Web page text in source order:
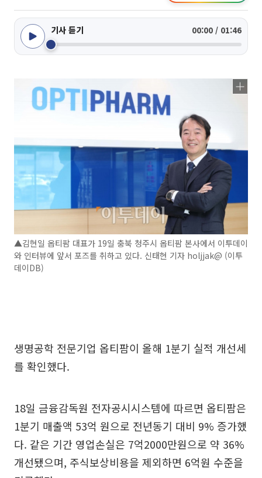
기사 듣기 00:00 / 01:46
▲김현일 옵티팜 대표가 19일 충북 청주시 옵티팜 본사에서 이투데이
와 인터뷰에 앞서 포즈를 취하고 있다. 신태현 기자 holjjak@ (이투
데이DB)
생명공학 전문기업 옵티팜이 올해 1분기 실적 개선세
를 확인했다.
18일 금융감독원 전자공시시스템에 따르면 옵티팜은
1분기 매출액 53억 원으로 전년동기 대비 9% 증가했
다. 같은 기간 영업손실은 7억2000만원으로 약 36%
개선됐으며, 주식보상비용을 제외하면 6억원 수준을